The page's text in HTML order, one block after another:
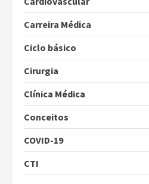
Carreira Médica
Ciclo básico
Cirurgia
Clínica Médica
Conceitos
COVID-19
CTI